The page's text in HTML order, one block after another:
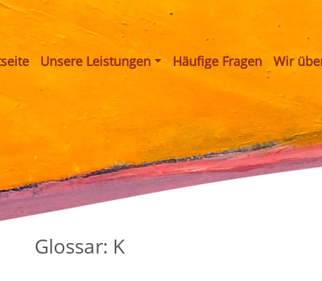
Unsere Leistungen Häufige Fragen Wir
Glossar: K